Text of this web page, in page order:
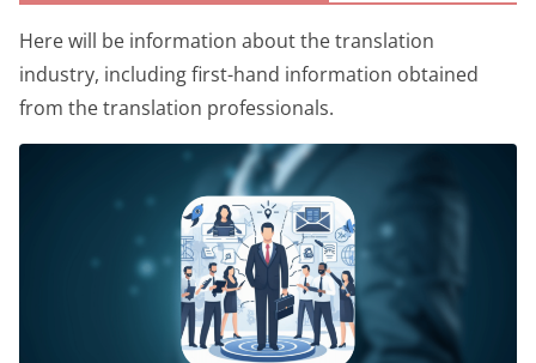
Here will be information about the translation
industry, including first-hand information obtained
from the translation professionals.